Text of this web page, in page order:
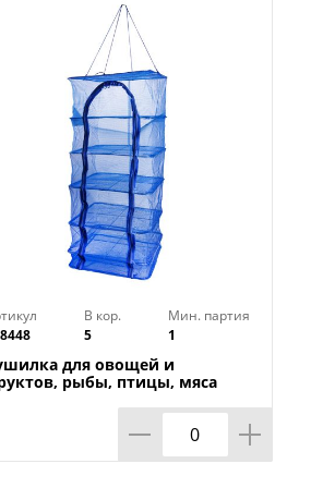
В кор.
5
Мин. партия
1
для овощей и
рыбы, птицы, мяса